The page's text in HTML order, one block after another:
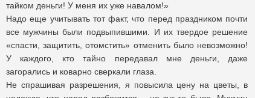
тайком деньги! У меня их уже навалом!»
Надо еще учитывать тот факт, что перед праздником почти
все мужчины были подвыпившими. И их твердое решение
«спасти, защитить, отомстить» отменить было невозможно!
У каждого, кто тайно передавал мне деньги, даже
загорались и коварно сверкали глаза.
Не спрашивая разрешения, я повысила цену на цветы, в